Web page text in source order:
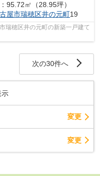
95.72㎡（28.95坪）
屋市瑞穂区井の元町19
穂区井の元町の新築一戸建て
次の30件へ
示
変更
変更